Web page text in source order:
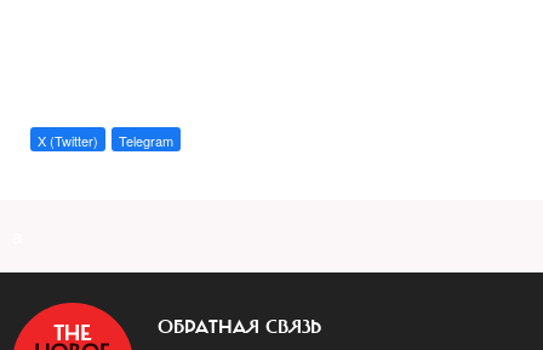
X (Twitter) Telegram
ОБРАТНАЯ СВЯЗЬ